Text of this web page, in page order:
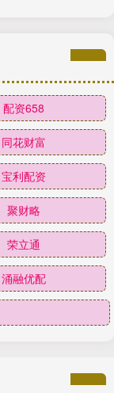
配资658
同花财富
宝利配资
聚财略
荣立通
涌融优配